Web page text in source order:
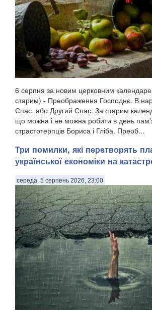
6 серпня за новим церковним
старим) - Преображення Господнє. В
Спас, або Другий Спас. За старим
що можна і не можна робити в день
страстотерпців Бориса і Гліба. Преоб...
Три помилки, які перетворять
української економіки на
середа, 5 серпень 2026, 23:00